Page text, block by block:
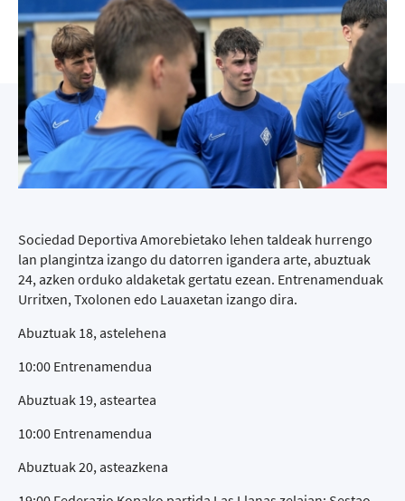
Sociedad Deportiva Amorebietako lehen taldeak hurrengo
lan plangintza izango du datorren igandera arte, abuztuak
24, azken orduko aldaketak gertatu ezean. Entrenamenduak
Urritxen, Txolonen edo Lauaxetan izango dira.
Abuztuak 18, astelehena
10:00 Entrenamendua
Abuztuak 19, asteartea
10:00 Entrenamendua
Abuztuak 20, asteazkena